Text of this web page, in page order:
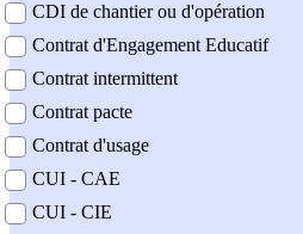
CDI de chantier ou d'opération
Contrat d'Engagement Educatif
Contrat intermittent
Contrat pacte
Contrat d'usage
CUI - CAE
CUI - CIE